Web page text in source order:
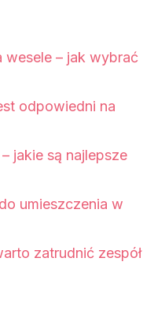
wesele – jak wybrać
odpowiedni na
jakie są najlepsze
umieszczenia w
zatrudnić zespół